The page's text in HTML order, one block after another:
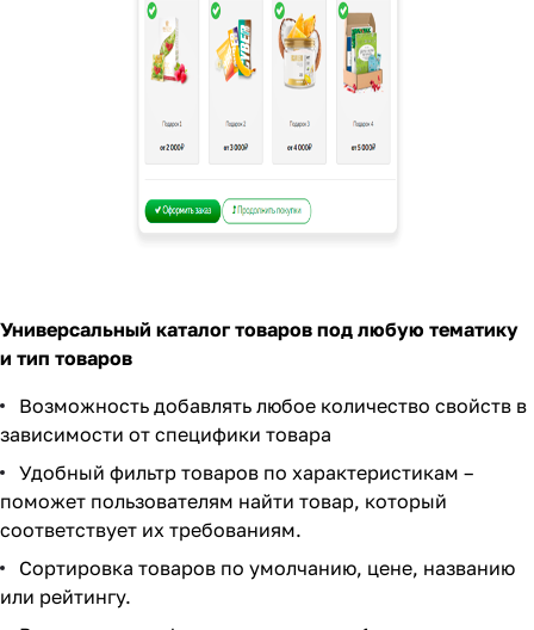
Универсальный каталог товаров под любую тематику
и тип товаров
Возможность добавлять любое количество свойств в
зависимости от специфики товара
Удобный фильтр товаров по характеристикам –
поможет пользователям найти товар, который
соответствует их требованиям.
Сортировка товаров по умолчанию, цене, названию
или рейтингу.